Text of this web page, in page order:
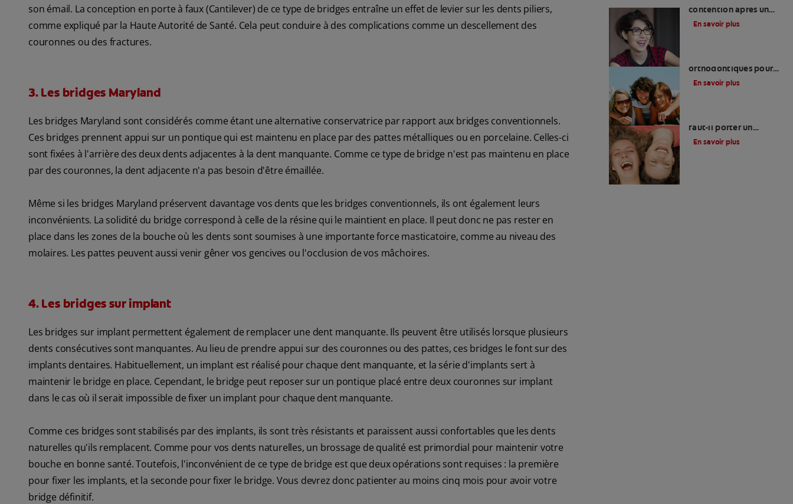
son émail. La conception en porte à faux (Cantilever) de ce type de bridges entraîne un effet de levier sur les dents piliers,
comme expliqué par la Haute Autorité de Santé. Cela peut conduire à des complications comme un descellement des
couronnes ou des fractures.
3. Les bridges Maryland
Les bridges Maryland sont considérés comme étant une alternative conservatrice par rapport aux bridges conventionnels.
Ces bridges prennent appui sur un pontique qui est maintenu en place par des pattes métalliques ou en porcelaine. Celles-ci
sont fixées à l'arrière des deux dents adjacentes à la dent manquante. Comme ce type de bridge n'est pas maintenu en place
par des couronnes, la dent adjacente n'a pas besoin d'être émaillée.
Même si les bridges Maryland préservent davantage vos dents que les bridges conventionnels, ils ont également leurs
inconvénients. La solidité du bridge correspond à celle de la résine qui le maintient en place. Il peut donc ne pas rester en
place dans les zones de la bouche où les dents sont soumises à une importante force masticatoire, comme au niveau des
molaires. Les pattes peuvent aussi venir gêner vos gencives ou l'occlusion de vos mâchoires.
4. Les bridges sur implant
Les bridges sur implant permettent également de remplacer une dent manquante. Ils peuvent être utilisés lorsque plusieurs
dents consécutives sont manquantes. Au lieu de prendre appui sur des couronnes ou des pattes, ces bridges le font sur des
implants dentaires. Habituellement, un implant est réalisé pour chaque dent manquante, et la série d'implants sert à
maintenir le bridge en place. Cependant, le bridge peut reposer sur un pontique placé entre deux couronnes sur implant
dans le cas où il serait impossible de fixer un implant pour chaque dent manquante.
Comme ces bridges sont stabilisés par des implants, ils sont très résistants et paraissent aussi confortables que les dents
naturelles qu'ils remplacent. Comme pour vos dents naturelles, un brossage de qualité est primordial pour maintenir votre
bouche en bonne santé. Toutefois, l'inconvénient de ce type de bridge est que deux opérations sont requises : la première
pour fixer les implants, et la seconde pour fixer le bridge. Vous devrez donc patienter au moins cinq mois pour avoir votre
bridge définitif.
contention après un
appareil dentaire
En savoir plus
orthodontiques pour
lesenfants et les
En savoir plus
faut-il porter un
appareil de contention
En savoir plus